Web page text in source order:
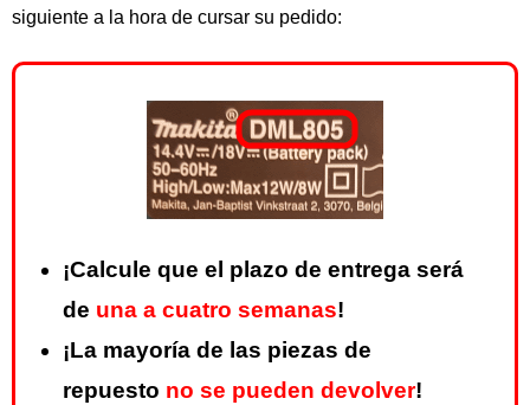
siguiente a la hora de cursar su pedido:
¡Calcule que el plazo de entrega será
de una a cuatro semanas!
¡La mayoría de las piezas de
repuesto no se pueden devolver!